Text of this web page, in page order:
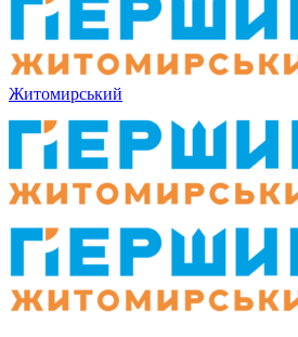
Житомирський